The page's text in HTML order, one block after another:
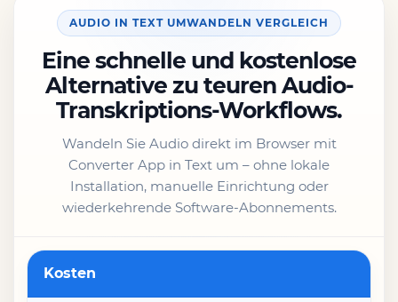
AUDIO IN TEXT UMWANDELN VERGLEICH
Eine schnelle und kostenlose
Alternative zu teuren Audio-
Transkriptions-Workflows.
Wandeln Sie Audio direkt im Browser mit
Converter App in Text um – ohne lokale
Installation, manuelle Einrichtung oder
wiederkehrende Software-Abonnements.
Funktion
Kosten